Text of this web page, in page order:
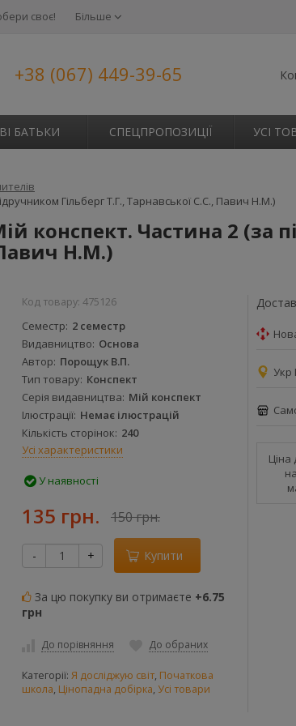
своє! Більше
+38 (067) 449-39-65
БАТЬКИ СПЕЦПРОПОЗИЦІЇ УСІ
Гільберг Т.Г., Тарнавської С.С., Павич Н.М.)
конспект. Частина 2 (за
Павич Н.М.)
Код товару: 475126
Семестр 2 семестр
Видавництво Основа
Автор Порощук В.П.
Тип товару Конспект
Серія видавництва Мій конспект
Ілюстрації Немає ілюстрацій
Кількість сторінок 240
Усі характеристики
У наявності
135 грн. 150 грн.
- + Купити
За цю покупку ви отримаєте +6.75
грн
До порівняння До обраних
Категорії: Я досліджую світ, Початкова
школа, Цінопадна добірка, Усі товари
Укр
Ціна